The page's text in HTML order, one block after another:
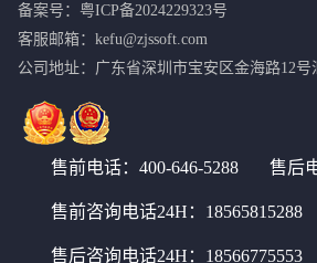
备案号：粤ICP备2024229323号
客服邮箱：kefu@zjssoft.com
公司地址：广东省深圳市宝安区金海路12号
售前电话：400-646-5288 售后
售前咨询电话24H： 18565815288
售后咨询电话24H： 18566775553